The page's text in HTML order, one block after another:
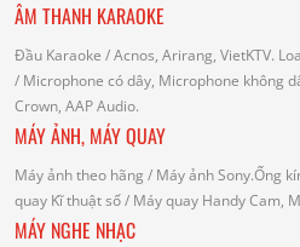
ÂM THANH KARAOKE
Đầu Karaoke / Acnos, Arirang, VietKTV.
/ Microphone có dây, Microphone không
Crown, AAP Audio.
MÁY ẢNH, MÁY QUAY
Máy ảnh theo hãng / Máy ảnh Sony.Ống
quay Kĩ thuật số/ Máy quay Handy Cam,
MÁY NGHE NHẠC